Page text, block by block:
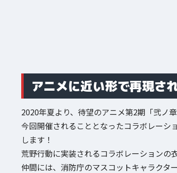
アニメに近い形で再現さ
2020年夏より、待望のアニメ第2期「弐ノ
今回開催されることとなったコラボレーシ
します！
荒野行動に実装されるコラボレーションの
仲間には、消防庁のマスコットキャラクタ